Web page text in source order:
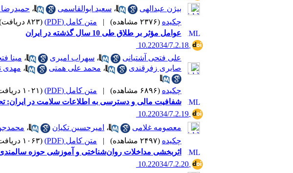
بیژن عبدالهی
، سعید ابوالقاسمی ، حمیدرضا
چکیده (۲۳۷۶ مشاهده) | متن کامل (PDF)
(۸۲۳ دریافت)
عوامل مؤثر بر طلاق طی 10 سال گذشته در ایران
‎ 10.22034/7.2.18
علی فتحی آشتیانی
، سهراب امیری ، مینا
صابری زفرقندی
، محمد علی همتی ، مهدی
چکیده (۶۸۹۶ مشاهده) | متن کامل (PDF)
(۱۰۲۱ دریافت)
شفافیت مالی و دسترسی به اطلاعات سلامت در ایران:
‎ 10.22034/7.2.19
معصومه غلامی
، امیرحسین تکیان ،
چکیده (۲۴۹۷ مشاهده) | متن کامل (PDF)
(۱۰۶۳ دریافت)
اثربخشی مداخلات روان‌شناختی و آموزشی حوزه
‎ 10.22034/7.2.20